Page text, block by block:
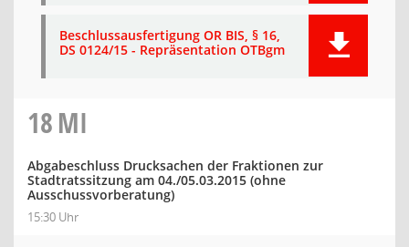
Beschlussausfertigung OR BIS, § 16,
DS 0124/15 - Repräsentation OTBgm
18MI
Abgabeschluss Drucksachen der Fraktionen zur
Stadtratssitzung am 04./05.03.2015 (ohne
Ausschussvorberatung)
15:30 Uhr